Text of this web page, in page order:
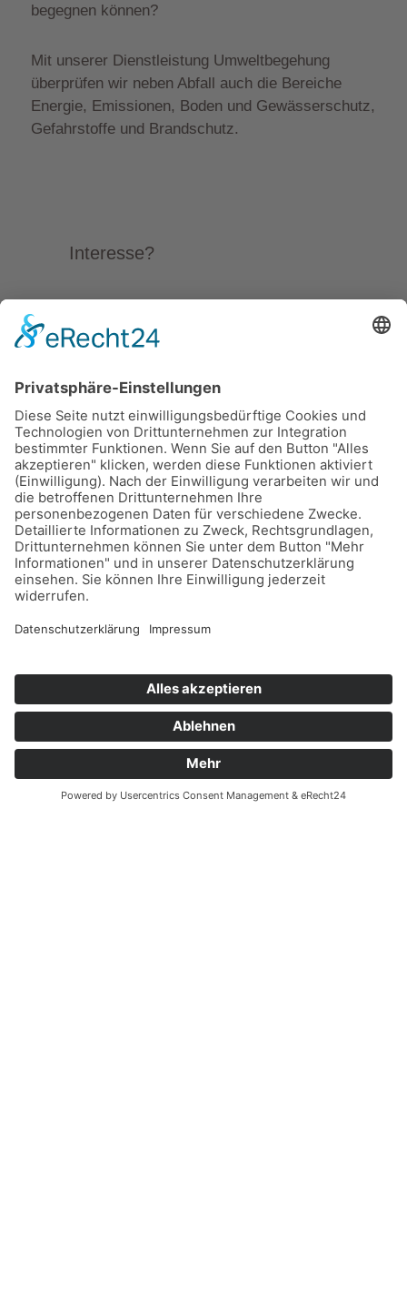
begegnen können?
Mit unserer Dienstleistung Umweltbegehung
überprüfen wir neben Abfall auch die Bereiche
Energie, Emissionen, Boden und Gewässerschutz,
Gefahrstoffe und Brandschutz.
Interesse?
weiter.
abfall-umwelt@braun-
edl.de
+49 7253 / 9212 – 460